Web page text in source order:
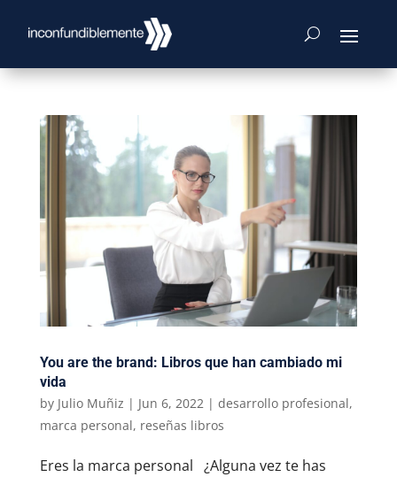
You are the brand: Libros que han cambiado mi
vida
by Julio Muñiz | Jun 6, 2022| desarrollo profesional,
marca personal, reseñas libros
Eres la marca personal ¿Alguna vez te has